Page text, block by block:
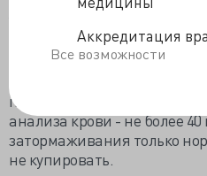
Аккредитация
Все возможности
маршрутизации
мозгового
получения заключения КТ
анализа крови - не более
затормаживания только
не купировать.